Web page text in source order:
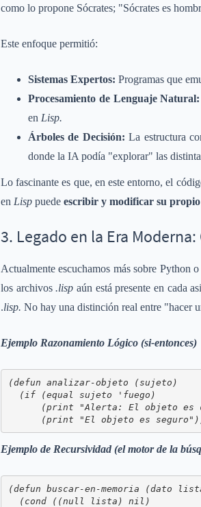
como lo propone Sócrates; "Sócrates es
Este enfoque permitió:
Sistemas Expertos: Programas que
Procesamiento de Lenguaje
en Lisp.
Árboles de Decisión:La estructura
donde la IA podía "explorar" las
Lo fascinante es que, en este entorno, el
en Lisp puede escribir y modificar su
3. Legado en la Era
Actualmente escuchamos más sobre Python
los archivos.lispaún está presente en cada
.lisp. No hay una distinción real entre "hacer
Ejemplo Razonamiento Lógico (si-entonces)
(defun analizar-objeto (sujeto)
(if (equal sujeto 'fuego)
(print "Alerta: El objeto es
(print "El objeto es
Ejemplo de Recursividad (el motor de la
(defun buscar-en-memoria (dato
(cond ((null lista) nil)